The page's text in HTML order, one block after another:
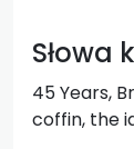
Słowa
45 Years,
coffin, the